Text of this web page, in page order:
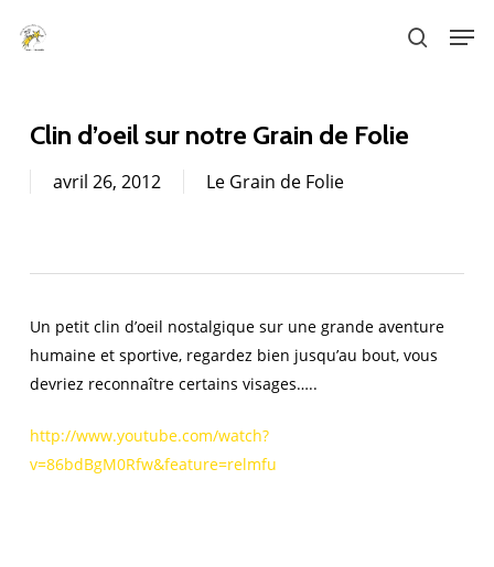
search
Clin d’oeil sur notre Grain de Folie
avril 26, 2012 Le Grain de Folie
Un petit clin d’oeil nostalgique sur une grande aventure
humaine et sportive, regardez bien jusqu’au bout, vous
devriez reconnaître certains visages…..
http://www.youtube.com/watch?
v=86bdBgM0Rfw&feature=relmfu